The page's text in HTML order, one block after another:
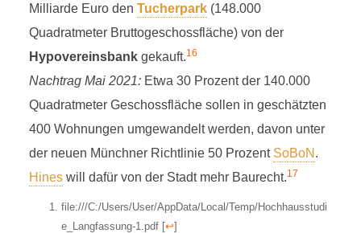
Milliarde Euro den Tucherpark(148.000
Quadratmeter Bruttogeschossfläche) von der
Hypovereinsbankgekauft.16
Nachtrag Mai 2021:Etwa 30 Prozent der 140.000
Quadratmeter Geschossfläche sollen in geschätzten
400 Wohnungen umgewandelt werden, davon unter
der neuen Münchner Richtlinie 50 Prozent SoBoN .
Hineswill dafür von der Stadt mehr Baurecht.17
file:///C:/Users/User/AppData/Local/Temp/Hochhausstudi
e_Langfassung-1.pdf[↩]